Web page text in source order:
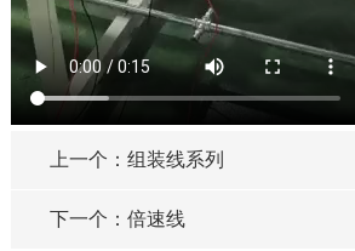
上一个：组装线系列
下一个：倍速线